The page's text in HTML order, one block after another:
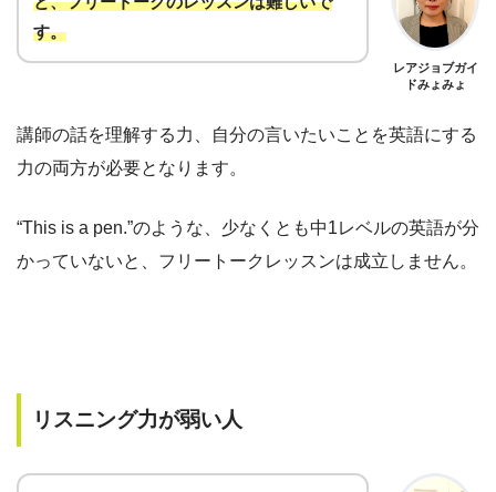
す。
レアジョブガイ
ドみょみょ
講師の話を理解する力、自分の言いたいことを英語にする
力の両方が必要となります。
“This is a pen.”のような、少なくとも中1レベルの英語が分
かっていないと、フリートークレッスンは成立しません。
リスニング力が弱い人